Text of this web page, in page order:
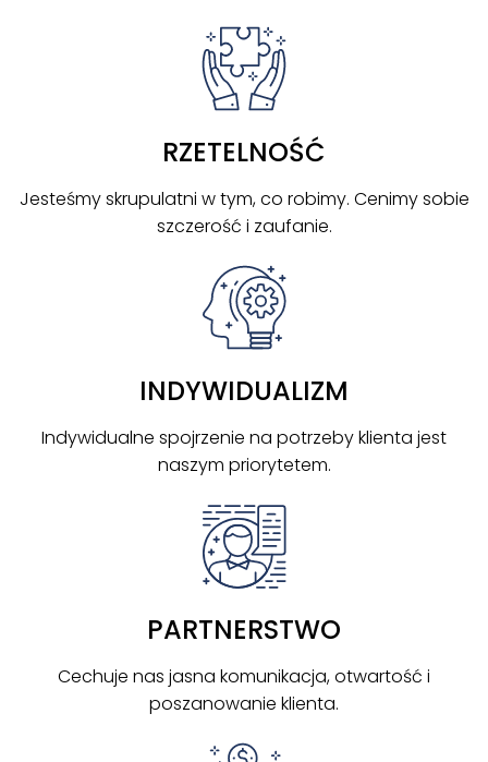
RZETELNOŚĆ
Jesteśmy skrupulatni w tym, co robimy. Cenimy sobie
szczerość i zaufanie.
INDYWIDUALIZM
Indywidualne spojrzenie na potrzeby klienta jest
naszym priorytetem.
PARTNERSTWO
Cechuje nas jasna komunikacja, otwartość i
poszanowanie klienta.